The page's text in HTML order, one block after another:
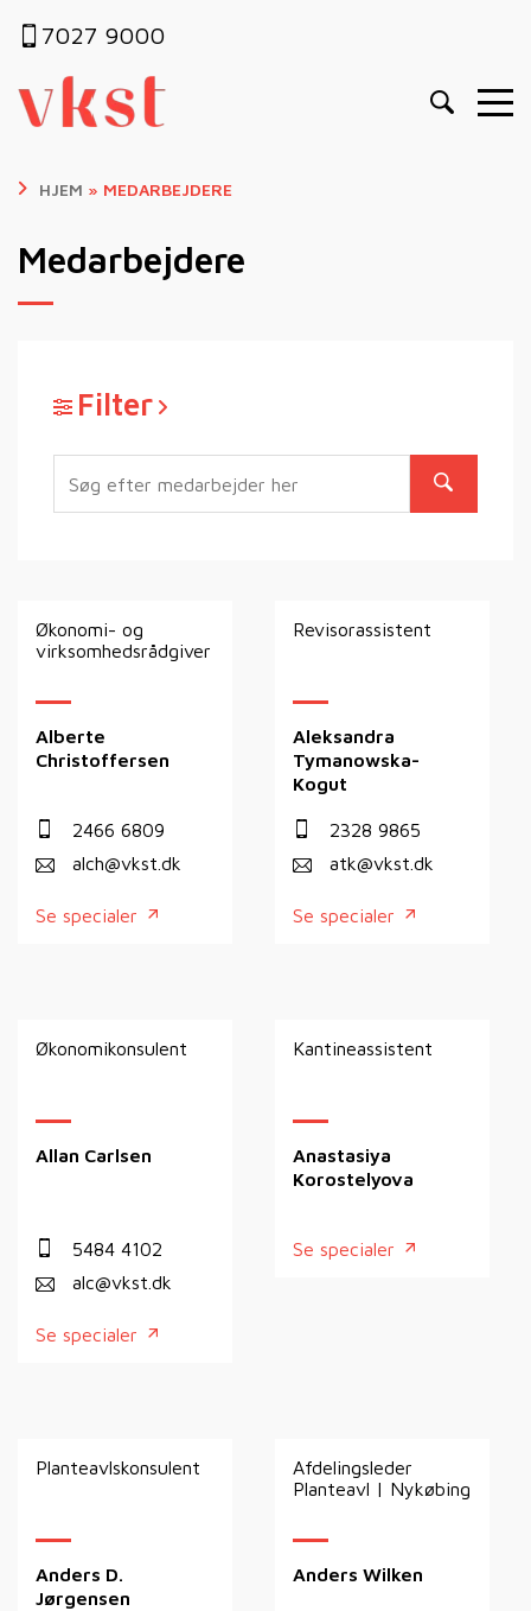
7027 9000
HJEM » MEDARBEJDERE
Medarbejdere
Filter
Økonomi- og
virksomhedsrådgiver
Alberte
Christoffersen
2466 6809
alch@vkst.dk
Se specialer
Revisorassistent
Aleksandra
Tymanowska-
Kogut
2328 9865
atk@vkst.dk
Se specialer
Økonomikonsulent
Allan Carlsen
5484 4102
alc@vkst.dk
Se specialer
Kantineassistent
Anastasiya
Korostelyova
Se specialer
Planteavlskonsulent
Anders D.
Jørgensen
Afdelingsleder
Planteavl | Nykøbing
Anders Wilken